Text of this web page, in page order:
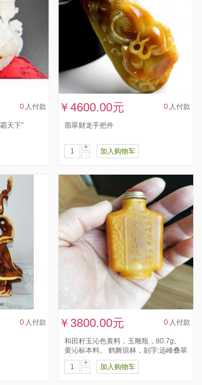
0 人付款
天下”
￥4600.00元 0 人付款
翡翠财龙手把件
+
-
加入购物车
0 人付款 ￥3800.00元 0 人付款
和田籽玉沁色黄料，玉雕瓶，80.7g。
黄沁标本料。 鹤舞琼林，刻字:远峰叠翠
近水平，...
+
-
加入购物车